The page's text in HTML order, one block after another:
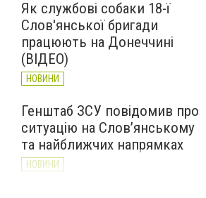
Як службові собаки 18-ї
Слов'янської бригади
працюють на Донеччині
(ВІДЕО)
НОВИНИ
Генштаб ЗСУ повідомив про
ситуацію на Слов’янському
та найближчих напрямках
НОВИНИ